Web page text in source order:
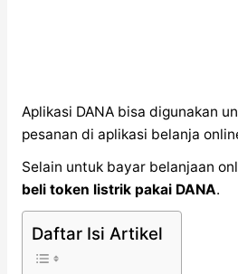
Aplikasi DANA bisa digunakan
pesanan di aplikasi belanja
Selain untuk bayar belanjaan
beli token listrik pakai DANA.
Daftar Isi Artikel